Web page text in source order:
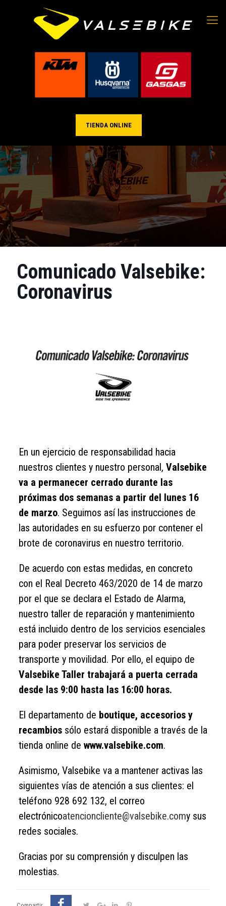
TIENDA ONLINE
Comunicado Valsebike:
Coronavirus
En un ejercicio de responsabilidad hacia
nuestros clientes y nuestro personal, Valsebike
va a permanecer cerrado durante las
próximas dos semanas a partir del lunes 16
de marzo. Seguimos así las instrucciones de
las autoridades en su esfuerzo por contener el
brote de coronavirus en nuestro territorio.
De acuerdo con estas medidas, en concreto
con el Real Decreto 463/2020 de 14 de marzo
por el que se declara el Estado de Alarma,
nuestro taller de reparación y mantenimiento
está incluido dentro de los servicios esenciales
para poder preservar los servicios de
transporte y movilidad. Por ello, el equipo de
Valsebike Taller trabajará a puerta cerrada
desde las 9:00 hasta las 16:00 horas.
El departamento de boutique, accesorios y
recambiossólo estará disponible a través de la
tienda online de www.valsebike.com.
Asimismo, Valsebike va a mantener activas las
siguientes vías de atención a sus clientes: el
teléfono 928 692 132, el correo
electrónicoatencioncliente@valsebike.comy sus
redes sociales.
Gracias por su comprensión y disculpen las
molestias.